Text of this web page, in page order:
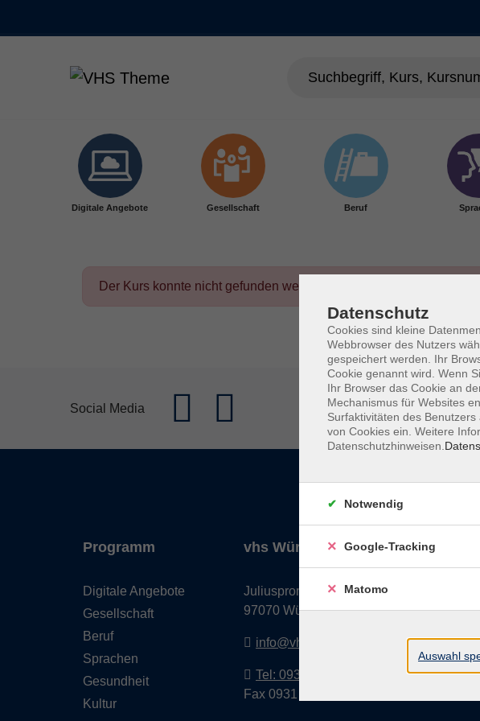
Digitale Angebote Gesellschaft Beruf
Der Kurs konnte nicht gefunden werden.
Social Media Impressum
Programm
Digitale Angebote
Gesellschaft
Beruf
Sprachen
Gesundheit
Kultur
vhs Würzburg & Umgebung e. V.
Juliuspromenade 68
97070 Würzburg
info@vhs-wuerzburg.de
Tel: 0931 35593 0
Fax 0931 35593-20
Datenschutz
Cookies sind kleine
Webbrowser des Nutzers
gespeichert werden. Ihr
Cookie genannt wird. Wenn
Ihr Browser das Cookie an
Mechanismus für Websites
Surfaktivitäten des
von Cookies ein. Weitere
Datenschutzhinweisen.
Notwendig
Google-Tracking
Matomo
Auswahl